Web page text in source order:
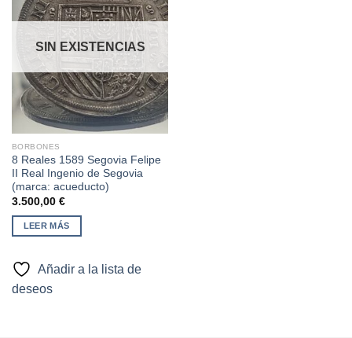
Añadir
a la
deseos
SIN EXISTENCIAS
BORBONES
8 Reales 1589 Segovia Felipe
II Real Ingenio de Segovia
(marca: acueducto)
3.500,00 €
LEER MÁS
Añadir a la lista de
deseos